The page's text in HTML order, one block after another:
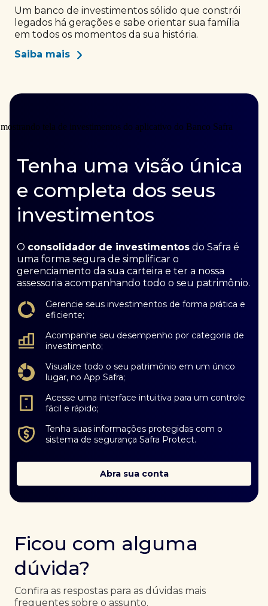
Um banco de investimentos sólido que constrói
legados há gerações e sabe orientar sua família
em todos os momentos da sua história.
Saiba mais
Tenha uma visão única
e completa dos seus
investimentos
O consolidador de investimentos do Safra é
uma forma segura de simplificar o
gerenciamento da sua carteira e ter a nossa
assessoria acompanhando todo o seu patrimônio.
Gerencie seus investimentos de forma prática e
eficiente;
Acompanhe seu desempenho por categoria de
investimento;
Visualize todo o seu patrimônio em um único
lugar, no App Safra;
Acesse uma interface intuitiva para um controle
fácil e rápido;
Tenha suas informações protegidas com o
sistema de segurança Safra Protect.
Abra sua conta
Ficou com alguma
dúvida?
Confira as respostas para as dúvidas mais
frequentes sobre o assunto.